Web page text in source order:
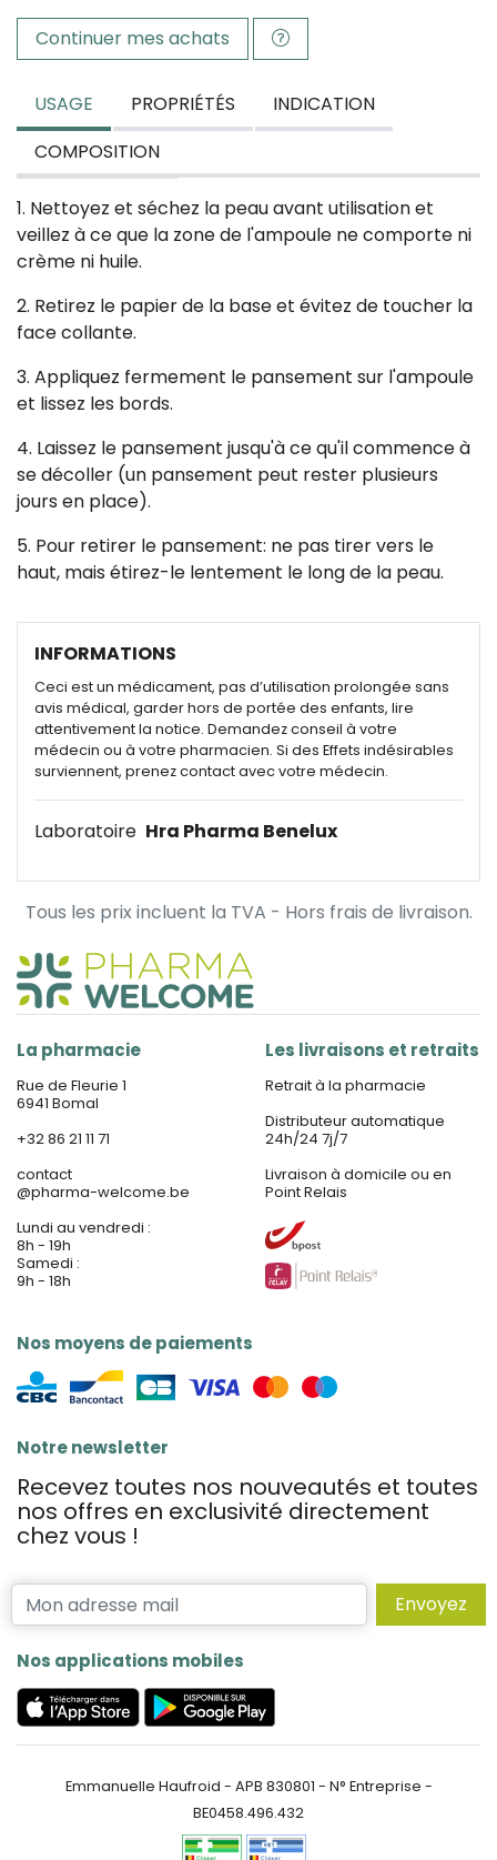
Continuer mes achats
USAGE PROPRIÉTÉS
INDICATION
COMPOSITION
1. Nettoyez et séchez la peau avant utilisation et
veillez à ce que la zone de l'ampoule ne comporte ni
crème ni huile.
2. Retirez le papier de la base et évitez de toucher la
face collante.
3. Appliquez fermement le pansement sur l'ampoule
et lissez les bords.
4. Laissez le pansement jusqu'à ce qu'il commence à
se décoller (un pansement peut rester plusieurs
jours en place).
5. Pour retirer le pansement: ne pas tirer vers le
haut, mais étirez-le lentement le long de la peau.
INFORMATIONS
Ceci est un médicament, pas d’utilisation prolongée sans
avis médical, garder hors de portée des enfants, lire
attentivement la notice. Demandez conseil à votre
médecin ou à votre pharmacien. Si des Effets indésirables
surviennent, prenez contact avec votre médecin.
Laboratoire Hra Pharma Benelux
Tous les prix incluent la TVA - Hors frais de livraison.
La pharmacie
Rue de Fleurie 1
6941 Bomal
+32 86 21 11 71
contact
@pharma-welcome.be
Lundi au vendredi :
8h - 19h
Samedi :
9h - 18h
Nos moyens de paiements
Les livraisons et retraits
Retrait à la pharmacie
Distributeur automatique
24h/24 7j/7
Livraison à domicile ou en
Point Relais
Notre newsletter
Recevez toutes nos nouveautés et toutes
nos offres en exclusivité directement
chez vous !
Envoyez
Nos applications mobiles
Emmanuelle Haufroid - APB 830801 - N° Entreprise -
BE0458.496.432